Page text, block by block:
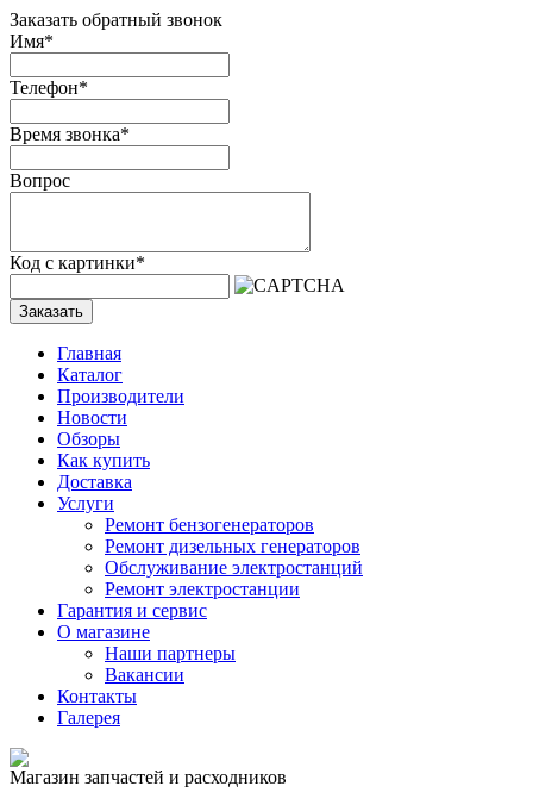
Заказать обратный звонок
Имя*
Телефон*
Время звонка*
Вопрос
Код с картинки*
Заказать
Главная
Каталог
Производители
Новости
Обзоры
Как купить
Доставка
Услуги
Ремонт бензогенераторов
Ремонт дизельных генераторов
Обслуживание электростанций
Ремонт электростанции
Гарантия и сервис
О магазине
Наши партнеры
Вакансии
Контакты
Галерея
Магазин запчастей и расходников